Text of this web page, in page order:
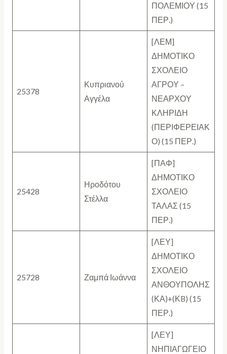
ΠΟΛΕΜΙΟΥ (15
ΠΕΡ.)
25378
Κυπριανού
Αγγέλα
[ΛΕΜ]
ΔΗΜΟΤΙΚΟ
ΣΧΟΛΕΙΟ
ΑΓΡΟΥ –
ΝΕΑΡΧΟΥ
ΚΛΗΡΙΔΗ
(ΠΕΡΙΦΕΡΕΙΑΚ
Ο) (15 ΠΕΡ.)
25428
Ηροδότου
Στέλλα
[ΠΑΦ]
ΔΗΜΟΤΙΚΟ
ΣΧΟΛΕΙΟ
ΤΑΛΑΣ (15
ΠΕΡ.)
25728 Ζαμπά Ιωάννα
[ΛΕΥ]
ΔΗΜΟΤΙΚΟ
ΣΧΟΛΕΙΟ
ΑΝΘΟΥΠΟΛΗΣ
(ΚΑ)+(ΚB) (15
ΠΕΡ.)
[ΛΕΥ]
ΝΗΠΙΑΓΩΓΕΙΟ